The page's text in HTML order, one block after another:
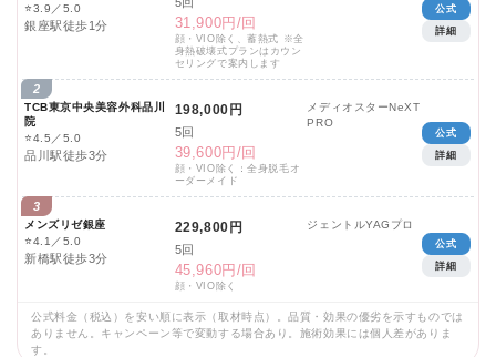
⭐3.9／5.0
銀座駅徒歩1分 31,900円/回
顔・VIO除く、蓄熱式 ※全
身熱破壊式プランはカウン
セリングで案内します
公式
詳細
2
TCB東京中央美容外科品川
院
⭐4.5／5.0
品川駅徒歩3分
198,000円
5回
39,600円/回
顔・VIO除く：全身脱毛オ
ーダーメイド
メディオスターNeXT
PRO
公式
詳細
3
メンズリゼ銀座
⭐4.1／5.0
新橋駅徒歩3分
229,800円
5回
45,960円/回
顔・VIO除く
ジェントルYAGプロ
公式
詳細
公式料金（税込）を安い順に表示（取材時点）。品質・効果の優劣を示すものでは
ありません。キャンペーン等で変動する場合あり。施術効果には個人差がありま
す。